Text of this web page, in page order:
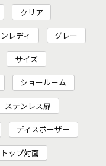
クリア
レディ グレー
サイズ
ショールーム
ステンレス扉
ディスポーザー
ップ対面